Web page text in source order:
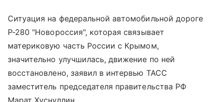
Ситуация на федеральной автомобильной дороге
Р-280 "Новороссия", которая связывает
материковую часть России с Крымом,
значительно улучшилась, движение по ней
восстановлено, заявил в интервью ТАСС
заместитель председателя правительства РФ
Марат Хуснуллин.